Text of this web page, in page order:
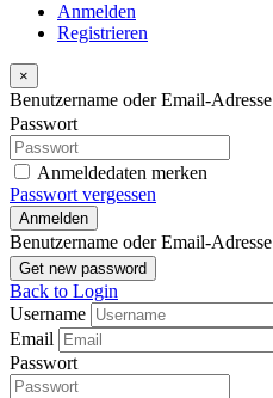
Anmelden
Registrieren
×
Benutzername oder Email-Adresse
Passwort
Anmeldedaten merken
Passwort vergessen
Anmelden
Benutzername oder Email-Adresse
Get new password
Back to Login
Username
Email
Passwort